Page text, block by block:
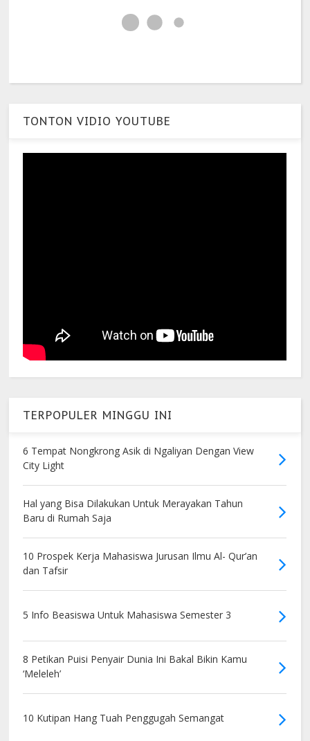
TONTON VIDIO YOUTUBE
TERPOPULER MINGGU INI
6 Tempat Nongkrong Asik di Ngaliyan Dengan View
City Light
Hal yang Bisa Dilakukan Untuk Merayakan Tahun
Baru di Rumah Saja
10 Prospek Kerja Mahasiswa Jurusan Ilmu Al- Qur’an
dan Tafsir
5 Info Beasiswa Untuk Mahasiswa Semester 3
8 Petikan Puisi Penyair Dunia Ini Bakal Bikin Kamu
‘Meleleh’
10 Kutipan Hang Tuah Penggugah Semangat